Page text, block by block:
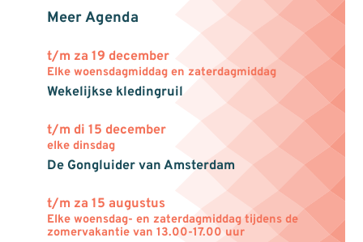
Meer Agenda
t/m za 19 december
Elke woensdagmiddag en zaterdagmiddag
Wekelijkse kledingruil
t/m di 15 december
elke dinsdag
De Gongluider van Amsterdam
t/m za 15 augustus
Elke woensdag- en zaterdagmiddag tijdens de
zomervakantie van 13.00-17.00 uur